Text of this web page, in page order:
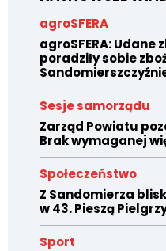
agroSFERA
agroSFERA:
poradziły sobie
Sesje samorządu
Zarząd Powiatu
Brak wymaganej
Społeczeństwo
Z Sandomierza
w 43. Pieszą
Sport